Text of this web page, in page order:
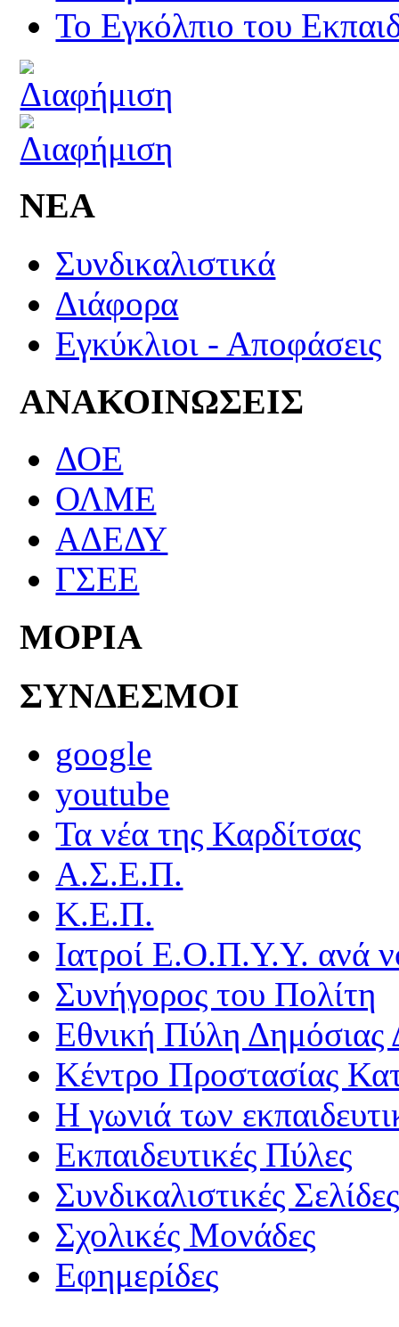
Το Εγκόλπιο του
ΝΕΑ
Συνδικαλιστικά
Διάφορα
Εγκύκλιοι - Αποφάσεις
ΑΝΑΚΟΙΝΩΣΕΙΣ
ΔΟΕ
ΟΛΜΕ
ΑΔΕΔΥ
ΓΣΕΕ
ΜΟΡΙΑ
ΣΥΝΔΕΣΜΟΙ
google
youtube
Τα νέα της Καρδίτσας
Α.Σ.Ε.Π.
Κ.Ε.Π.
Ιατροί Ε.Ο.Π.Υ.Υ. ανά
Συνήγορος του Πολίτη
Εθνική Πύλη Δημόσιας
Κέντρο Προστασίας
Η γωνιά των
Εκπαιδευτικές Πύλες
Συνδικαλιστικές Σελίδες
Σχολικές Μονάδες
Εφημερίδες